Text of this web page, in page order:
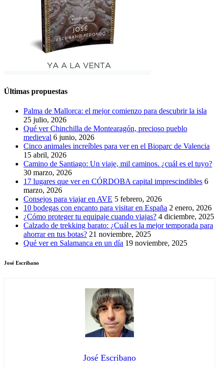
Últimas propuestas
Palma de Mallorca: el mejor comienzo para descubrir la isla
25 julio, 2026
Qué ver Chinchilla de Montearagón, precioso pueblo
medieval 6 junio, 2026
Cinco animales increíbles para ver en el Bioparc de Valencia
15 abril, 2026
Camino de Santiago: Un viaje, mil caminos. ¿cuál es el tuyo?
30 marzo, 2026
17 lugares que ver en CÓRDOBA capital imprescindibles 6
marzo, 2026
Consejos para viajar en AVE 5 febrero, 2026
10 bodegas con encanto para visitar en España 2 enero, 2026
¿Cómo proteger tu equipaje cuando viajas? 4 diciembre, 2025
Calzado de trekking barato: ¿Cuál es la mejor temporada para
ahorrar en tus botas? 21 noviembre, 2025
Qué ver en Salamanca en un día 19 noviembre, 2025
José Escribano
José Escribano